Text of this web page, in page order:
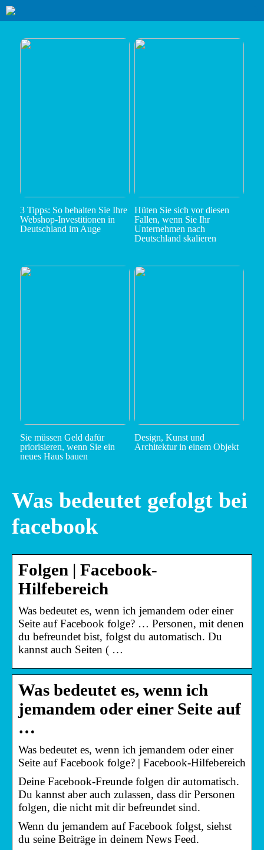
3 Tipps: So behalten Sie Ihre
Webshop-Investitionen in
Deutschland im Auge
Hüten Sie sich vor diesen
Fallen, wenn Sie Ihr
Unternehmen nach
Deutschland skalieren
Sie müssen Geld dafür
priorisieren, wenn Sie ein
neues Haus bauen
Design, Kunst und
Architektur in einem Objekt
Was bedeutet gefolgt bei
facebook
Folgen | Facebook-
Hilfebereich
Was bedeutet es, wenn ich jemandem oder einer
Seite auf Facebook folge? … Personen, mit denen
du befreundet bist, folgst du automatisch. Du
kannst auch Seiten ( …
Was bedeutet es, wenn ich
jemandem oder einer Seite auf
…
Was bedeutet es, wenn ich jemandem oder einer
Seite auf Facebook folge? | Facebook-Hilfebereich
Deine Facebook-Freunde folgen dir automatisch.
Du kannst aber auch zulassen, dass dir Personen
folgen, die nicht mit dir befreundet sind.
Wenn du jemandem auf Facebook folgst, siehst
du seine Beiträge in deinem News Feed.